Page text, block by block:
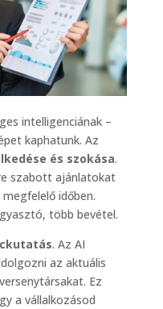
intelligenciának –
kaphatunk. Az
és szokása.
szabott ajánlatokat
időben.
több bevétel.
. Az AI
az aktuális
Ez
a vállalkozásod